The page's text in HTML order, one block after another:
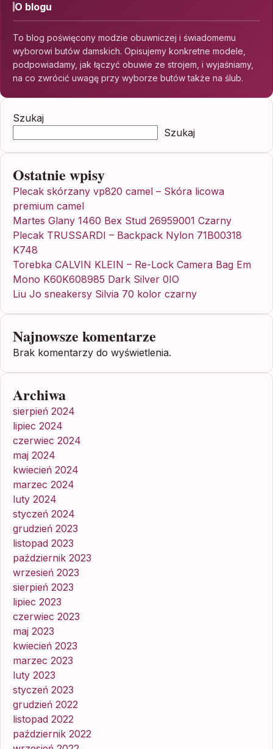
O blogu
To blog poświęcony modzie obuwniczej i świadomemu
wyborowi butów damskich. Opisujemy konkretne modele,
podpowiadamy, jak łączyć obuwie ze strojem, i wyjaśniamy,
na co zwrócić uwagę przy wyborze butów także na ślub.
Szukaj
Szukaj
Ostatnie wpisy
Plecak skórzany vp820 camel – Skóra licowa
premium camel
Martes Glany 1460 Bex Stud 26959001 Czarny
Plecak TRUSSARDI – Backpack Nylon 71B00318
K748
Torebka CALVIN KLEIN – Re-Lock Camera Bag Em
Mono K60K608985 Dark Silver 0IO
Liu Jo sneakersy Silvia 70 kolor czarny
Najnowsze komentarze
Brak komentarzy do wyświetlenia.
Archiwa
sierpień 2024
lipiec 2024
czerwiec 2024
maj 2024
kwiecień 2024
marzec 2024
luty 2024
styczeń 2024
grudzień 2023
listopad 2023
październik 2023
wrzesień 2023
sierpień 2023
lipiec 2023
czerwiec 2023
maj 2023
kwiecień 2023
marzec 2023
luty 2023
styczeń 2023
grudzień 2022
listopad 2022
październik 2022